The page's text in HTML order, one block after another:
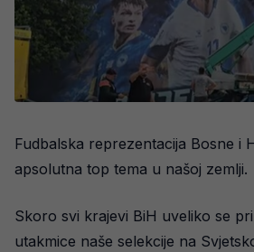
Fudbalska reprezentacija Bosne i
apsolutna top tema u našoj zemlji.
Skoro svi krajevi BiH uveliko se
utakmice naše selekcije na